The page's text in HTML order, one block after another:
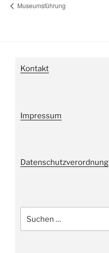
Museumsführung
Kontakt
Impressum
Datenschutzverordnung
nach: